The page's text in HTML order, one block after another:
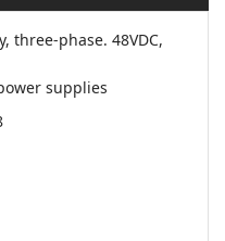
three-phase. 48VDC,
supplies